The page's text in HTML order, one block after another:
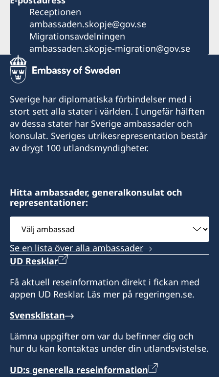
Receptionen
ambassaden.skopje@gov.se
Migrationsavdelningen
ambassaden.skopje-migration@gov.se
Sverige har diplomatiska förbindelser med i
stort sett alla stater i världen. I ungefär hälften
av dessa stater har Sverige ambassader och
konsulat. Sveriges utrikesrepresentation består
av drygt 100 utlandsmyndigheter.
Hitta ambassader, generalkonsulat och
representationer:
Välj
ambassad
Se en lista över alla ambassader
UD Resklar
Få aktuell reseinformation direkt i fickan med
appen UD Resklar. Läs mer på regeringen.se.
Svensklistan
Lämna uppgifter om var du befinner dig och
hur du kan kontaktas under din utlandsvistelse.
UD:s generella reseinformation